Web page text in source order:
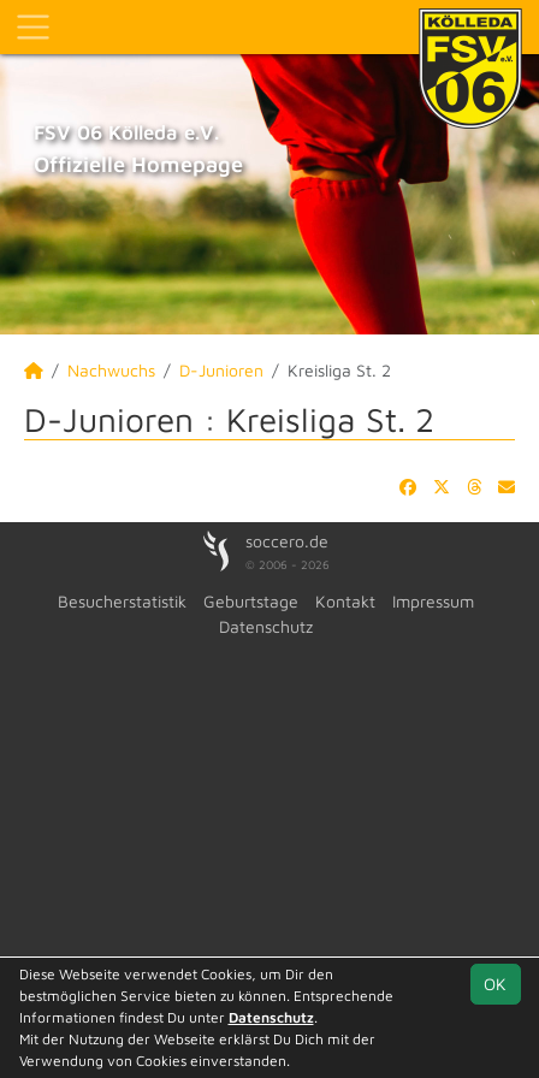
FSV 06 Kölleda e.V.
Offizielle Homepage
Nachwuchs D-Junioren Kreisliga St. 2
Team Kreisliga St. 2
D-Junioren : Kreisliga St. 2
soccero.de
© 2006 - 2026
Besucherstatistik Geburtstage Kontakt
Impressum
Datenschutz
OK
Diese Webseite verwendet Cookies, um Dir den
bestmöglichen Service bieten zu können. Entsprechende
Informationen findest Du unter Datenschutz.
Mit der Nutzung der Webseite erklärst Du Dich mit der
Verwendung von Cookies einverstanden.